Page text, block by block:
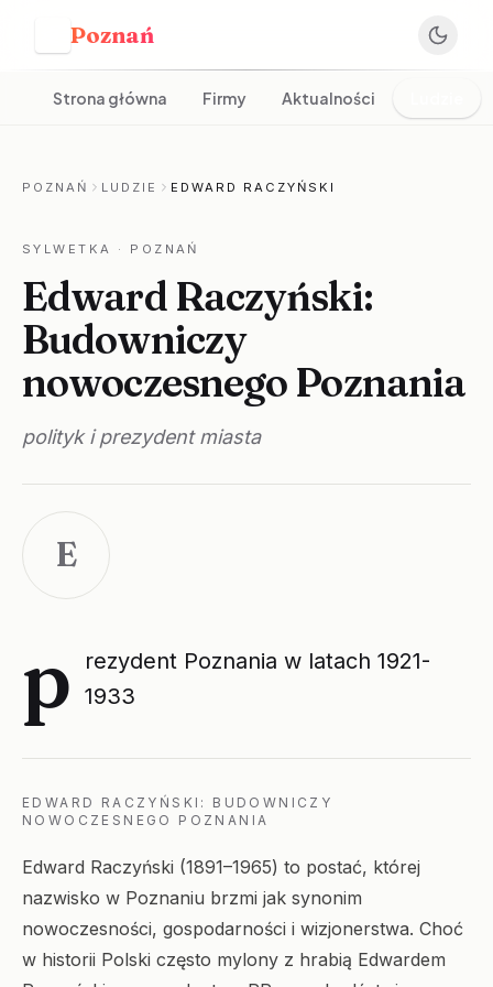
Poznań
Strona główna Firmy Aktualności
POZNAŃ LUDZIE EDWARD RACZYŃSKI
SYLWETKA · POZNAŃ
Edward Raczyński:
Budowniczy
nowoczesnego Poznania
polityk i prezydent miasta
E
p
rezydent Poznania w latach 1921-
1933
EDWARD RACZYŃSKI: BUDOWNICZY
NOWOCZESNEGO POZNANIA
Edward Raczyński (1891–1965) to postać, której
nazwisko w Poznaniu brzmi jak synonim
nowoczesności, gospodarności i wizjonerstwa. Choć
w historii Polski często mylony z hrabią Edwardem